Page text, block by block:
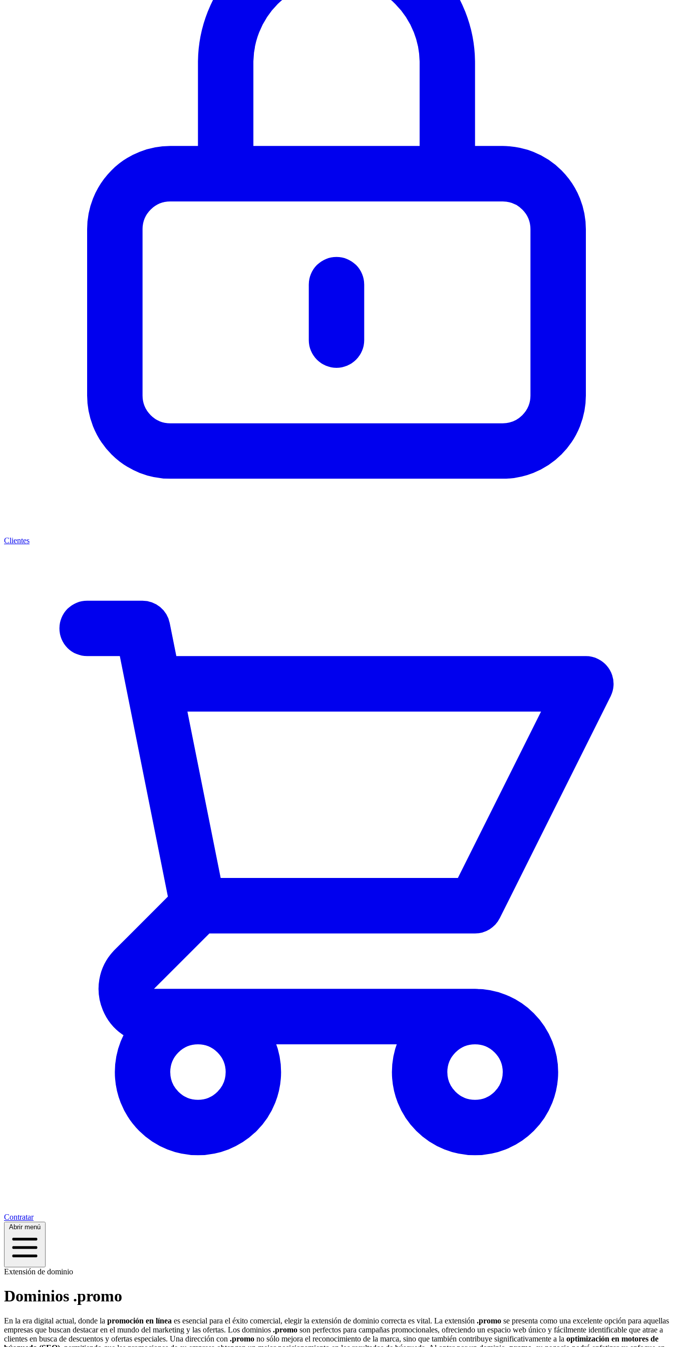
Clientes
Contratar
Abrir menú
Extensión de dominio
Dominios .promo
En la era digital actual, donde la promoción en línea es esencial para el éxito comercial, elegir la extensión de dominio correcta es vital. La extensión .promo se presenta como una excelente opción para aquellas
empresas que buscan destacar en el mundo del marketing y las ofertas. Los dominios .promo son perfectos para campañas promocionales, ofreciendo un espacio web único y fácilmente identificable que atrae a
clientes en busca de descuentos y ofertas especiales. Una dirección con .promo no sólo mejora el reconocimiento de la marca, sino que también contribuye significativamente a la optimización en motores de